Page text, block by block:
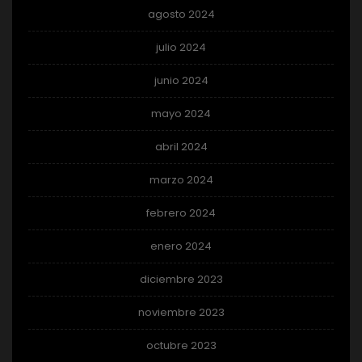
agosto 2024
julio 2024
junio 2024
mayo 2024
abril 2024
marzo 2024
febrero 2024
enero 2024
diciembre 2023
noviembre 2023
octubre 2023